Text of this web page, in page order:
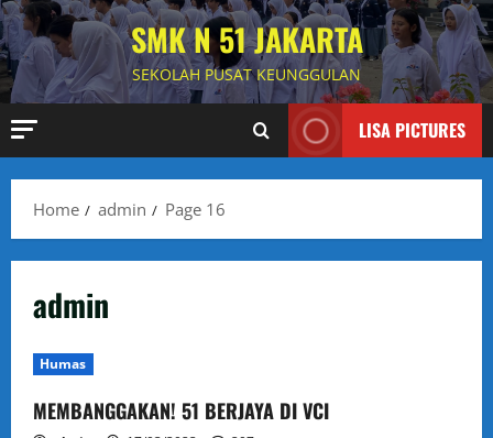
Skip
to
content
SMK N 51 JAKARTA
SEKOLAH PUSAT KEUNGGULAN
LISA PICTURES
Home admin Page 16
admin
Humas
MEMBANGGAKAN! 51 BERJAYA DI VCI